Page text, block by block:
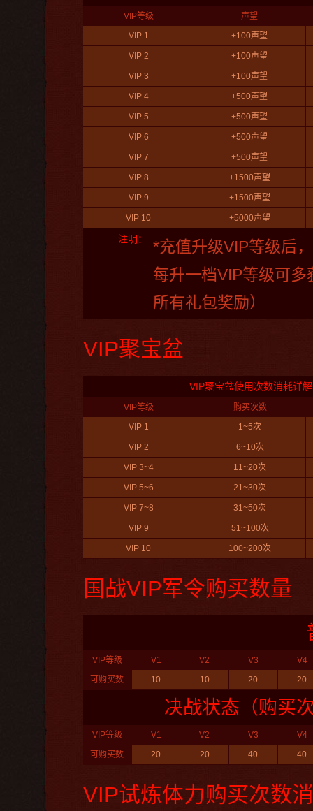
VIP等级
声望
VIP 1
+100声望
VIP 2 +100声望
VIP 3 +100声望
VIP 4 +500声望
VIP 5 +500声望
VIP 6 +500声望
VIP 7 +500声望
VIP 8 +1500声望
VIP 9 +1500声望
VIP 10 +5000声望
注明：
*充值升级VIP等级后
每升一档VIP等级可
所有礼包奖励）
VIP聚宝盆
VIP聚宝盆使用次数消耗详解
VIP等级
购买次数
VIP 1
1~5次
VIP 2 6~10次
VIP 3~4 11~20次
VIP 5~6 21~30次
VIP 7~8 31~50次
VIP 9 51~100次
VIP 10 100~200次
国战VIP军令购买数量
VIP等级 V1 V2 V3
V4
可购买数
10 10 20 20
决战状态（购买
VIP等级 V1 V2 V3
V4
可购买数
20 20 40 40
VIP试炼体力购买次数